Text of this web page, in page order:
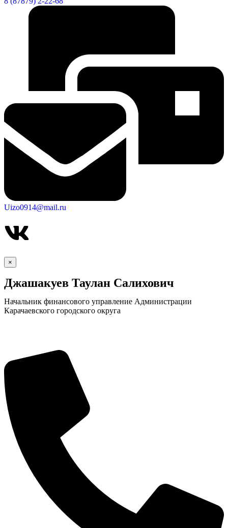
КСП КГО
Uizo0914@mail.ru
×
Джашакуев Таулан Салихович
Начальник финансового управление Администрации
Карачаевского городского округа